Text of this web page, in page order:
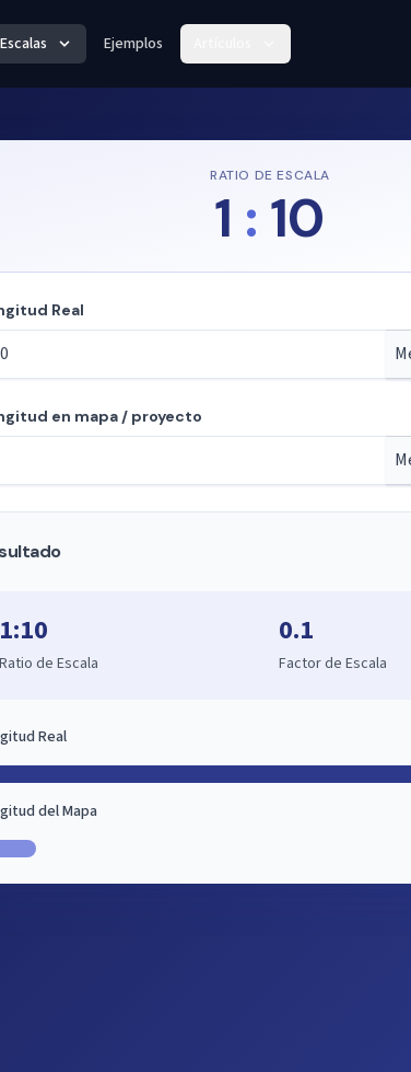
Escalas Ejemplos
RATIO DE ESCALA
1 : 10
calculando longitudes a partir de la escala
Real
en mapa / proyecto
1:10
Ratio de Escala
0.1
Factor de Escala
Real
del Mapa